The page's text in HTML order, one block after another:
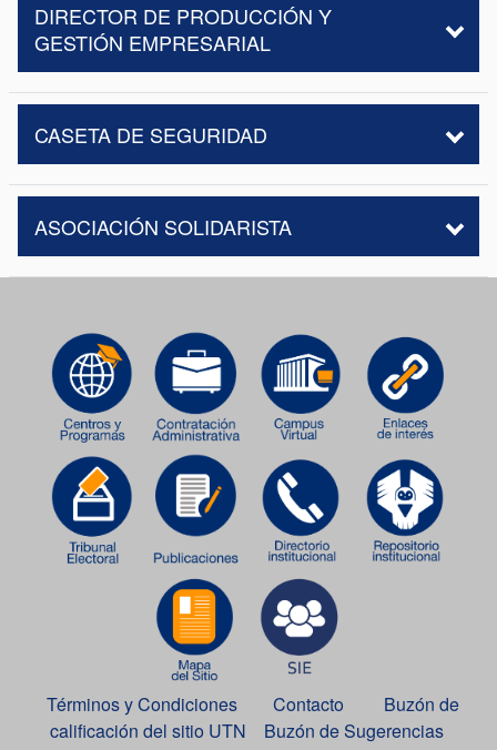
DIRECTOR DE PRODUCCIÓN Y
GESTIÓN EMPRESARIAL
CASETA DE SEGURIDAD
ASOCIACIÓN SOLIDARISTA
Términos y Condiciones Contacto
Buzón de
calificación del sitio UTN
Buzón de Sugerencias